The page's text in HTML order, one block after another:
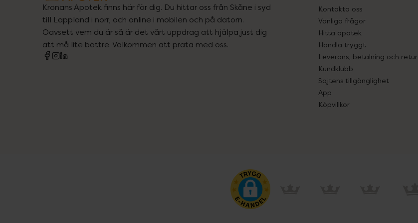
Kronans Apotek finns här för dig. Du hittar oss från Skåne i syd
till Lappland i norr, och online i mobilen och på datorn.
Oavsett vem du är så är det vårt uppdrag att hjälpa just dig
att må lite bättre. Välkommen att prata med oss.
Kontakta oss
Vanliga frågor
Hitta apotek
Handla tryggt
Leverans, betalning och retur
Kundklubb
Sajtens tillgänglighet
App
Köpvillkor